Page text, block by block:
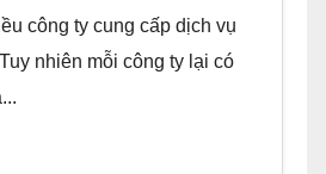
công ty cung cấp dịch vụ
nhiên mỗi công ty lại có